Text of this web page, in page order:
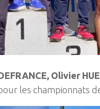
Olivier
les championnats